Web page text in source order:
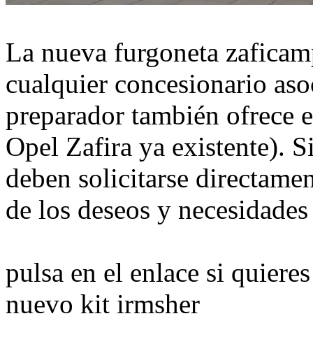
La nueva furgoneta
cualquier concesionario
preparador también ofrece
Opel Zafira ya existente).
deben solicitarse
de los deseos y
pulsa en el enlace si
nuevo kit irmsher